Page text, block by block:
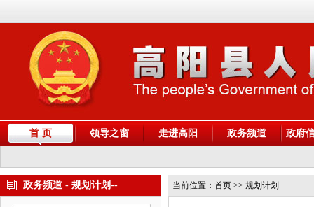
首 页 领导之窗 走进高阳 政务频道 政府
政务频道 - 规划计划-- 当前位置： 首页 >> 规划计划